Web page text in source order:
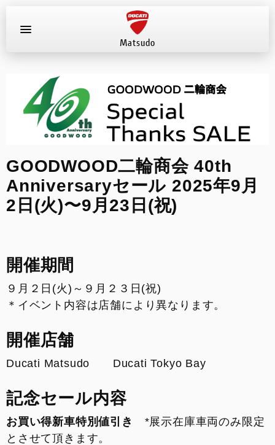
Matsudo
店舗へ電話する
047-330-0916
お知らせ
新車
試乗車
イベント
店舗案内
来店予約
INSTAGRAM
整備予約
GOODWOOD二輪商会 40th
Anniversaryセール 2025年9月
2日(火)〜9月23日(祝)
開催期間
９月２日(火)～９月２３日(祝)
＊イベント内容は店舗により異なります。
開催店舗
Ducati Matsudo Ducati Tokyo Bay
記念セール内容
お買い得新車特別値引き *展示在庫車両のみ限定
とさせて頂きます。